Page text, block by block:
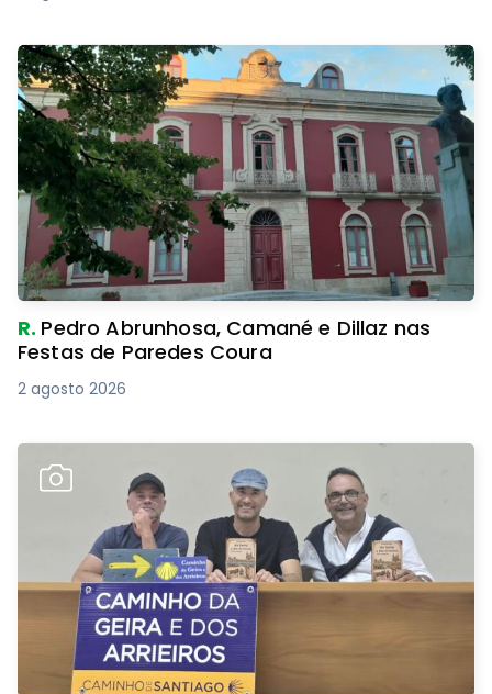
R. Pedro Abrunhosa, Camané e Dillaz nas
Festas de Paredes Coura
2 agosto 2026